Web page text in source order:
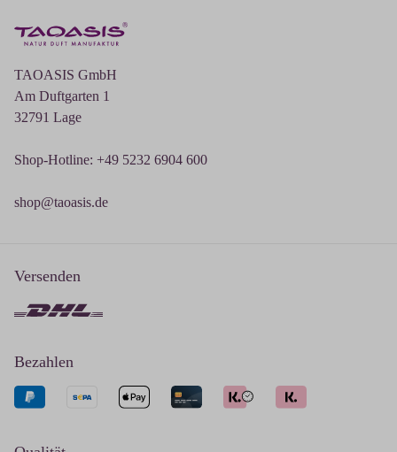
TAOASIS GmbH
Am Duftgarten 1
32791 Lage
Shop-Hotline: +49 5232 6904 600
shop@taoasis.de
Versenden
Bezahlen